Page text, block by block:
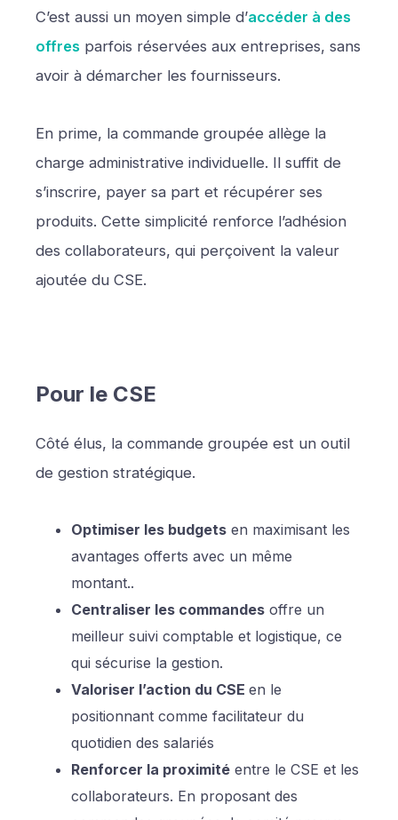
C’est aussi un moyen simple d’accéder à des
offres parfois réservées aux entreprises, sans
avoir à démarcher les fournisseurs.
En prime, la commande groupée allège la
charge administrative individuelle. Il suffit de
s’inscrire, payer sa part et récupérer ses
produits. Cette simplicité renforce l’adhésion
des collaborateurs, qui perçoivent la valeur
ajoutée du CSE.
Pour le CSE
Côté élus, la commande groupée est un outil
de gestion stratégique.
Optimiser les budgets en maximisant les
avantages offerts avec un même
montant..
Centraliser les commandes offre un
meilleur suivi comptable et logistique, ce
qui sécurise la gestion.
Valoriser l’action du CSE en le
positionnant comme facilitateur du
quotidien des salariés
Renforcer la proximité entre le CSE et les
collaborateurs. En proposant des